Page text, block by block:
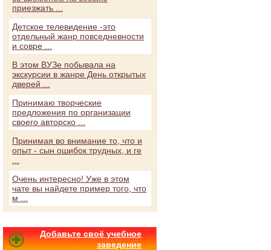
приезжать ...
Детское телевидение -это
отдельный жанр повседневности
и совре ...
В этом ВУЗе побывала на
экскурсии в жанре День открытых
дверей ...
Принимаю творческие
предложения по организации
своего авторско ...
Принимая во внимание то, что и
опыт - сын ошибок трудных, и ге
Очень интересно! Уже в этом
чате вы найдете пример того, что
м ...
Добавьте своё учебное
заведение